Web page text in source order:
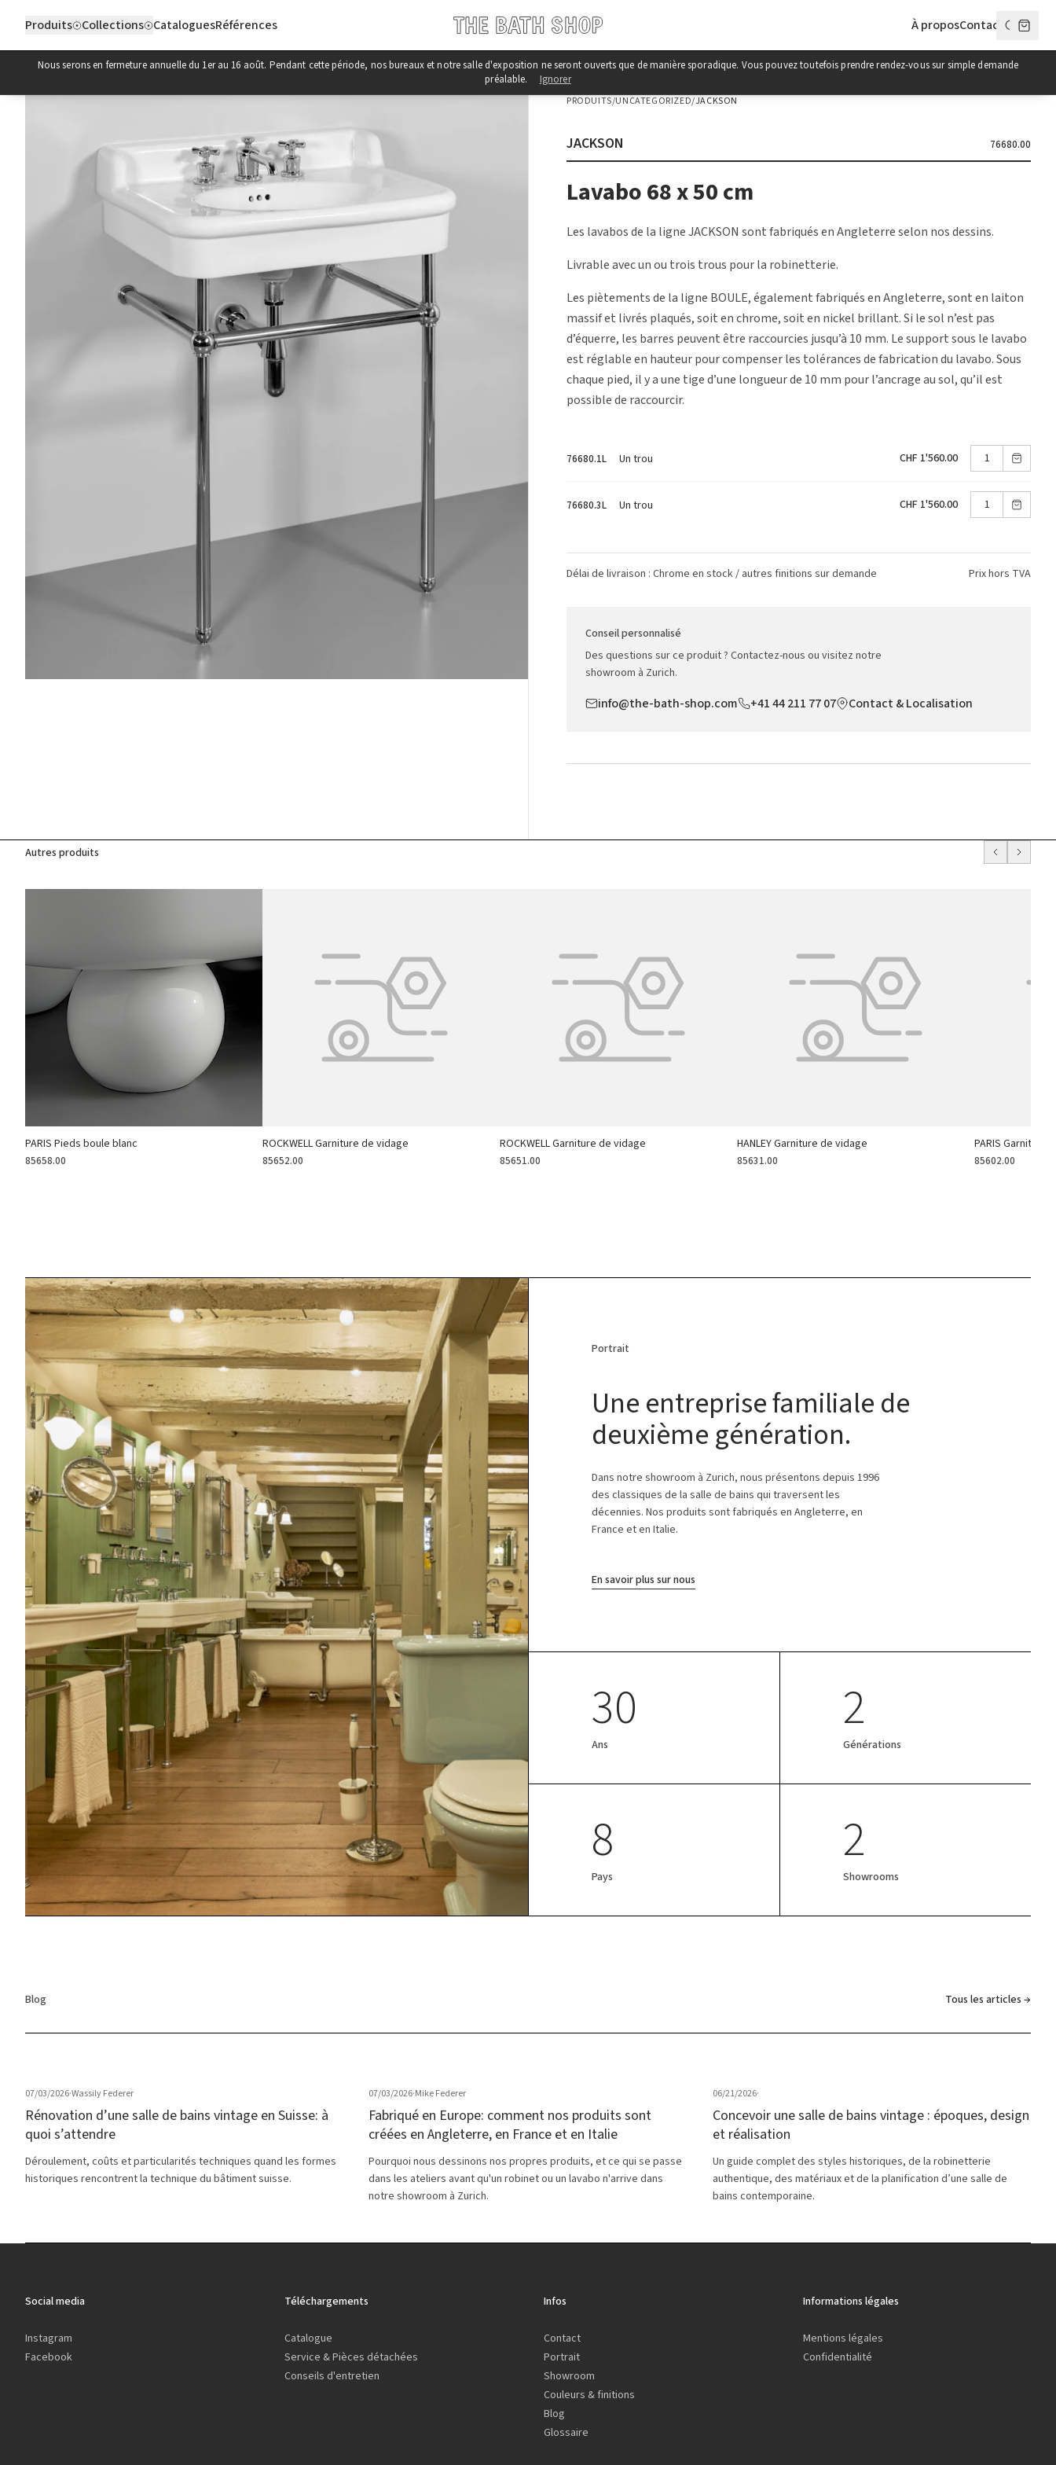
Nous serons en fermeture annuelle du 1er au 16 août. Pendant cette période, nos bureaux et notre salle d'exposition ne seront ouverts que de manière sporadique. Vous pouvez toutefois prendre rendez-vous sur simple demande
préalable.
Ignorer
Produits Collections CataloguesRéférences À proposContact
PRODUITS/UNCATEGORIZED/JACKSON
JACKSON 76680.00
Lavabo 68 x 50 cm
Les lavabos de la ligne JACKSON sont fabriqués en Angleterre selon nos dessins.
Livrable avec un ou trois trous pour la robinetterie.
Les piètements de la ligne BOULE, également fabriqués en Angleterre, sont en laiton
massif et livrés plaqués, soit en chrome, soit en nickel brillant. Si le sol n’est pas
d’équerre, les barres peuvent être raccourcies jusqu’à 10 mm. Le support sous le lavabo
est réglable en hauteur pour compenser les tolérances de fabrication du lavabo. Sous
chaque pied, il y a une tige d’une longueur de 10 mm pour l’ancrage au sol, qu’il est
possible de raccourcir.
76680.1L Un trou CHF 1'560.00
76680.3L Un trou CHF 1'560.00
Délai de livraison : Chrome en stock / autres finitions sur demande Prix hors TVA
Conseil personnalisé
Des questions sur ce produit ? Contactez-nous ou visitez notre
showroom à Zurich.
info@the-bath-shop.com +41 44 211 77 07 Contact & Localisation
Autres produits
PARIS Pieds boule blanc
85658.00
ROCKWELL Garniture de vidage
85652.00
ROCKWELL Garniture de vidage
85651.00
HANLEY Garniture de vidage
85631.00
PARIS Garniture
85602.00
Portrait
Une entreprise familiale de
deuxième génération.
Dans notre showroom à Zurich, nous présentons depuis 1996
des classiques de la salle de bains qui traversent les
décennies. Nos produits sont fabriqués en Angleterre, en
France et en Italie.
En savoir plus sur nous
30
Ans
2
Générations
8
Pays
2
Showrooms
Blog Tous les articles →
07/03/2026·Wassily Federer
Rénovation d’une salle de bains vintage en Suisse: à
quoi s’attendre
Déroulement, coûts et particularités techniques quand les formes
historiques rencontrent la technique du bâtiment suisse.
07/03/2026·Mike Federer
Fabriqué en Europe: comment nos produits sont
créées en Angleterre, en France et en Italie
Pourquoi nous dessinons nos propres produits, et ce qui se passe
dans les ateliers avant qu'un robinet ou un lavabo n'arrive dans
notre showroom à Zurich.
06/21/2026·
Concevoir une salle de bains vintage : époques, design
et réalisation
Un guide complet des styles historiques, de la robinetterie
authentique, des matériaux et de la planification d’une salle de
bains contemporaine.
Social media
Instagram
Facebook
Téléchargements
Catalogue
Service & Pièces détachées
Conseils d'entretien
Infos
Contact
Portrait
Showroom
Couleurs & finitions
Blog
Glossaire
Informations légales
Mentions légales
Confidentialité